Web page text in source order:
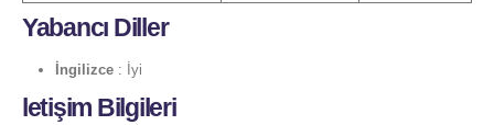
Yabancı Diller
İngilizce: İyi
letişim Bilgileri